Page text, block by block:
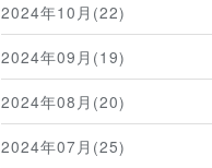
2024年10月(22)
2024年09月(19)
2024年08月(20)
2024年07月(25)